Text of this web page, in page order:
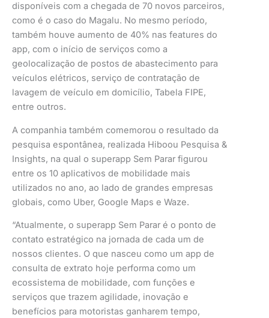
disponíveis com a chegada de 70 novos parceiros,
como é o caso do Magalu. No mesmo período,
também houve aumento de 40% nas features do
app, com o início de serviços como a
geolocalização de postos de abastecimento para
veículos elétricos, serviço de contratação de
lavagem de veículo em domicílio, Tabela FIPE,
entre outros.
A companhia também comemorou o resultado da
pesquisa espontânea, realizada Hiboou Pesquisa &
Insights, na qual o superapp Sem Parar figurou
entre os 10 aplicativos de mobilidade mais
utilizados no ano, ao lado de grandes empresas
globais, como Uber, Google Maps e Waze.
“Atualmente, o superapp Sem Parar é o ponto de
contato estratégico na jornada de cada um de
nossos clientes. O que nasceu como um app de
consulta de extrato hoje performa como um
ecossistema de mobilidade, com funções e
serviços que trazem agilidade, inovação e
benefícios para motoristas ganharem tempo,